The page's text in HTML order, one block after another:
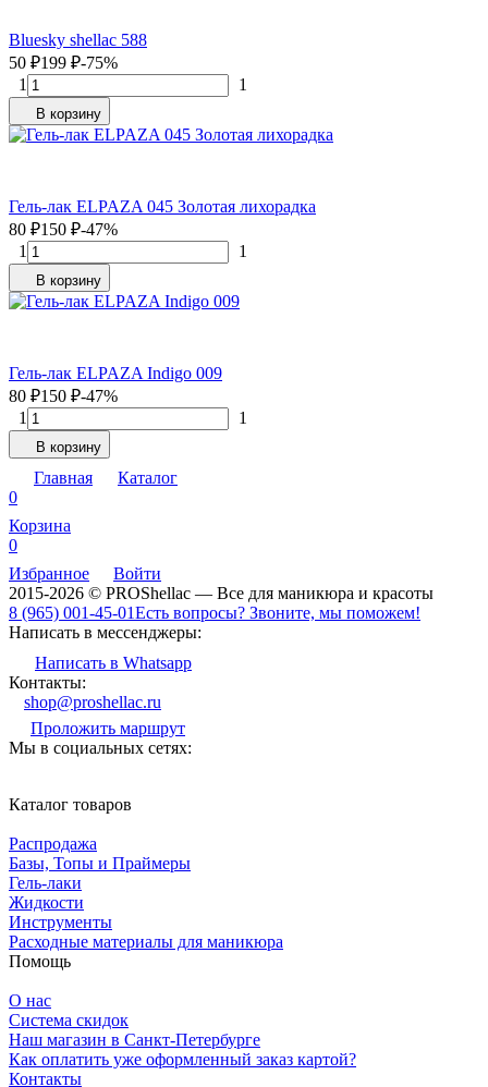
Bluesky shellac 588
50 ₽199 ₽-75%
1
1
В корзину
Гель-лак ELPAZA 045 Золотая лихорадка
80 ₽150 ₽-47%
1
1
В корзину
Гель-лак ELPAZA Indigo 009
80 ₽150 ₽-47%
1
1
В корзину
Главная
Каталог
0
Корзина
0
Избранное
Войти
2015-2026 © PROShellac — Все для маникюра и красоты
8 (965) 001-45-01Есть вопросы? Звоните, мы поможем!
Написать в мессенджеры:
Написать в Whatsapp
Контакты:
shop@proshellac.ru
Проложить маршрут
Мы в социальных сетях:
Каталог товаров
Распродажа
Базы, Топы и Праймеры
Гель-лаки
Жидкости
Инструменты
Расходные материалы для маникюра
Помощь
О нас
Система скидок
Наш магазин в Санкт-Петербурге
Как оплатить уже оформленный заказ картой?
Контакты